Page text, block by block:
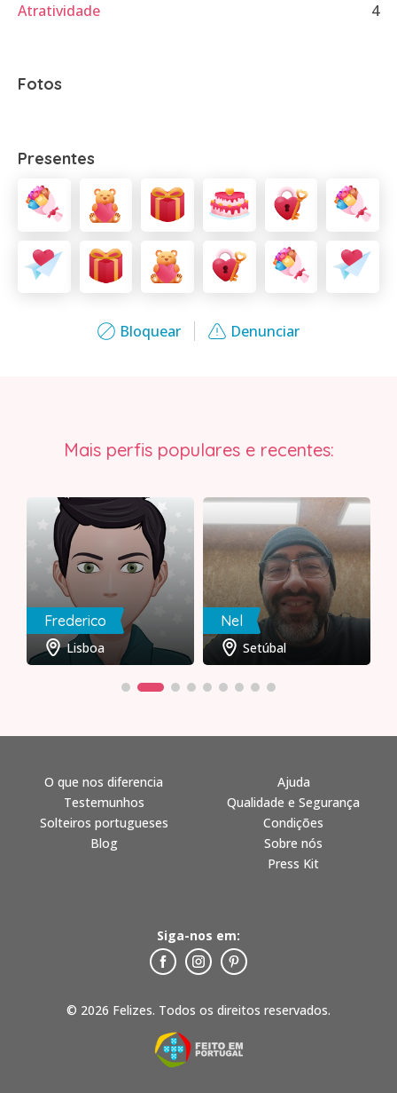
Bloquear Denunciar
Atratividade
4
Fotos
Presentes
Mais perfis populares e recentes:
Frederico
Lisboa
Nel
Setúbal
© 2026 Felizes. Todos os direitos reservados.
O que nos diferencia
Testemunhos
Solteiros portugueses
Blog
Ajuda
Qualidade e Segurança
Condições
Sobre nós
Press Kit
Siga-nos em: